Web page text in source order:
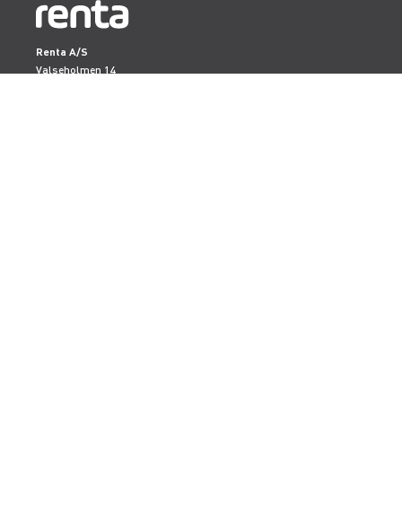
Renta A/S
Valseholmen 14